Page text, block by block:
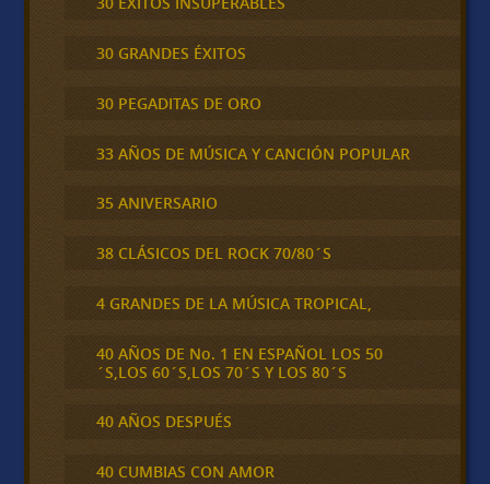
30 GRANDES ÉXITOS
30 PEGADITAS DE ORO
33 AÑOS DE MÚSICA Y CANCIÓN POPULAR
35 ANIVERSARIO
38 CLÁSICOS DEL ROCK 70/80´S
4 GRANDES DE LA MÚSICA TROPICAL,
40 AÑOS DE No. 1 EN ESPAÑOL LOS 50
´S,LOS 60´S,LOS 70´S Y LOS 80´S
40 AÑOS DESPUÉS
40 CUMBIAS CON AMOR